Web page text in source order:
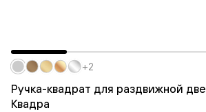
Ручка-квадрат для раздвижной
Квадра
+2